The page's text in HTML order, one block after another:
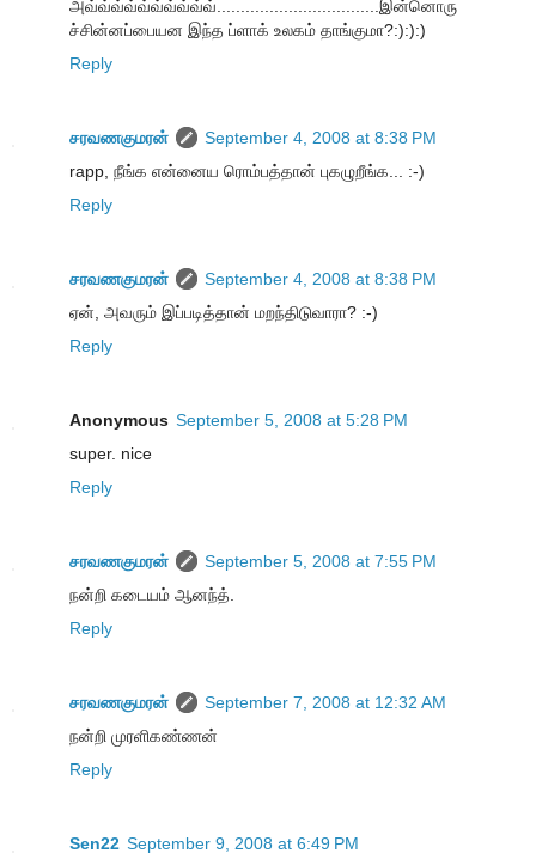
அவ்வ்வ்வ்வ்வ்வ்வ்வ்வ்..................................இன்னொரு
ச்சின்னப்பையன இந்த ப்ளாக் உலகம் தாங்குமா?:):):)
Reply
சரவணகுமரன்
September 4, 2008 at 8:38 PM
rapp, நீங்க என்னைய ரொம்பத்தான் புகழுறீங்க... :-)
Reply
சரவணகுமரன்
September 4, 2008 at 8:38 PM
ஏன், அவரும் இப்படித்தான் மறந்திடுவாரா? :-)
Reply
Anonymous September 5, 2008 at 5:28 PM
super. nice
Reply
சரவணகுமரன்
September 5, 2008 at 7:55 PM
நன்றி கடையம் ஆனந்த்.
Reply
சரவணகுமரன்
September 7, 2008 at 12:32 AM
நன்றி முரளிகண்ணன்
Reply
Sen22 September 9, 2008 at 6:49 PM